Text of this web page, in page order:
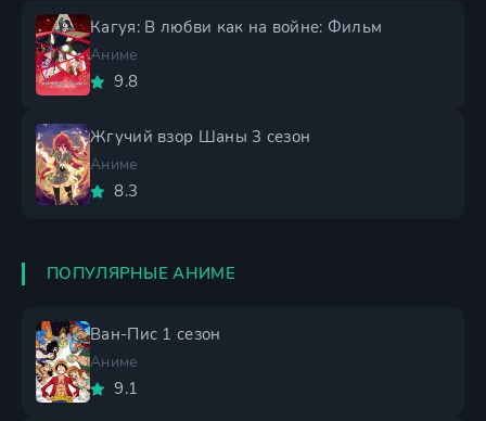
Кагуя: В любви как на войне: Фильм
Аниме
9.8
Жгучий взор Шаны 3 сезон
Аниме
8.3
ПОПУЛЯРНЫЕ АНИМЕ
Ван-Пис 1 сезон
Аниме
9.1